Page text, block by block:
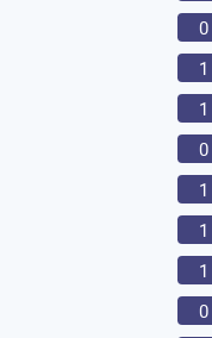
0
1
1
0
1
1
1
0